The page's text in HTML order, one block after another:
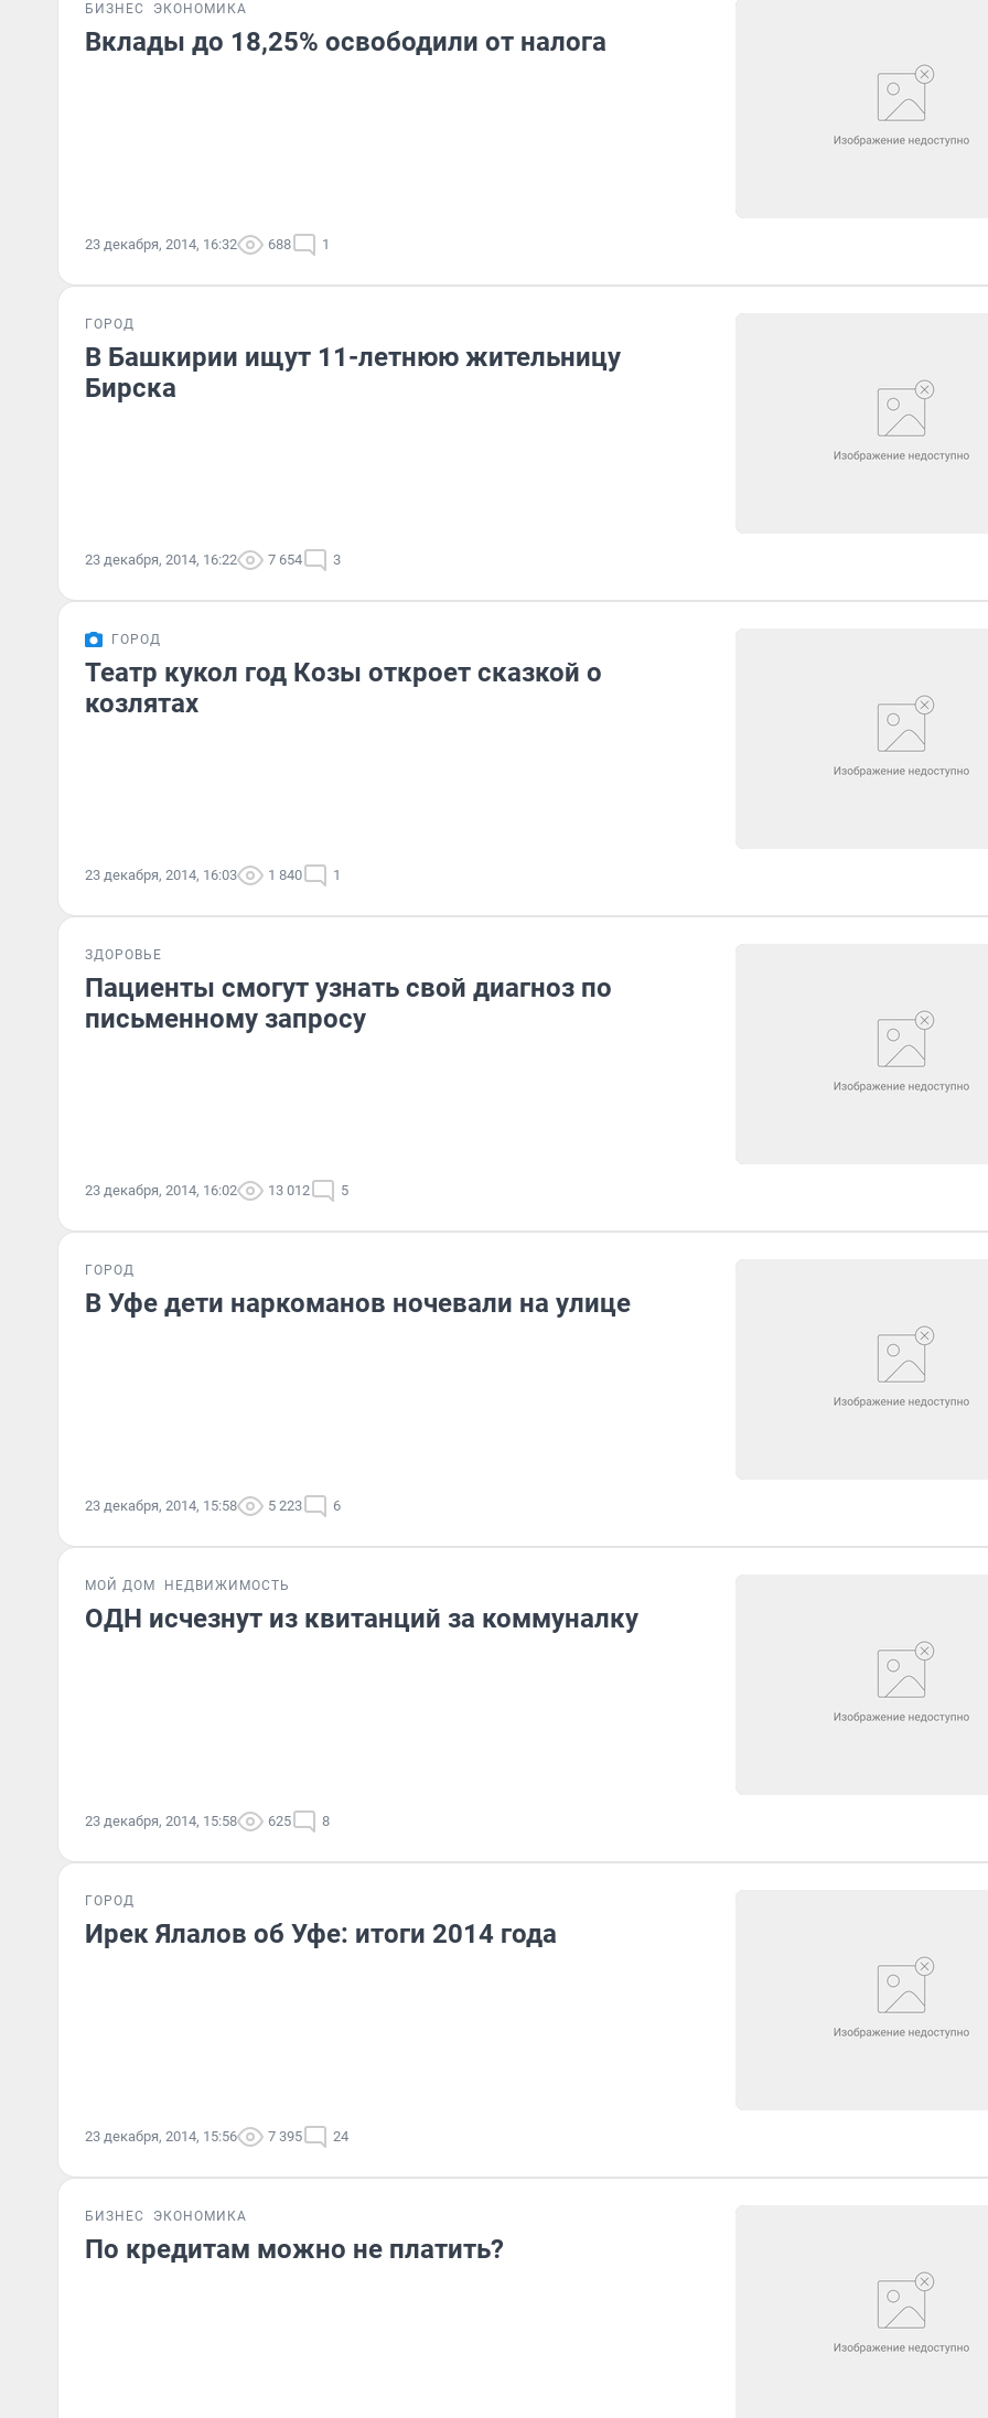
БИЗНЕС ЭКОНОМИКА
Вклады до 18,25% освободили от налога
23 декабря, 2014, 16:32 688 1
ГОРОД
В Башкирии ищут 11-летнюю жительницу
Бирска
23 декабря, 2014, 16:22 7 654 3
ГОРОД
Театр кукол год Козы откроет сказкой о
козлятах
23 декабря, 2014, 16:03 1 840 1
ЗДОРОВЬЕ
Пациенты смогут узнать свой диагноз по
письменному запросу
23 декабря, 2014, 16:02 13 012 5
ГОРОД
В Уфе дети наркоманов ночевали на улице
23 декабря, 2014, 15:58 5 223 6
МОЙ ДОМ НЕДВИЖИМОСТЬ
ОДН исчезнут из квитанций за коммуналку
23 декабря, 2014, 15:58 625 8
ГОРОД
Ирек Ялалов об Уфе: итоги 2014 года
23 декабря, 2014, 15:56 7 395 24
БИЗНЕС ЭКОНОМИКА
По кредитам можно не платить?